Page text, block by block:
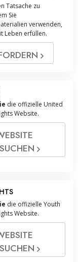
Tatsache zu
Sie
verwenden,
Leben erfüllen.
die offizielle United
Website.
die offizielle Youth
Website.